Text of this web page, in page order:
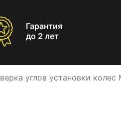
Гарантия
до 2 лет
углов установки колес